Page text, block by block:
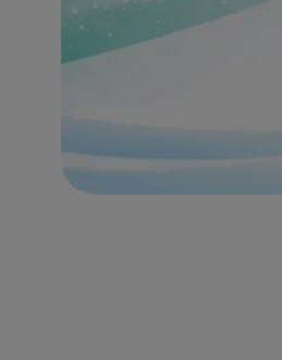
(új oldalon nyílik meg)